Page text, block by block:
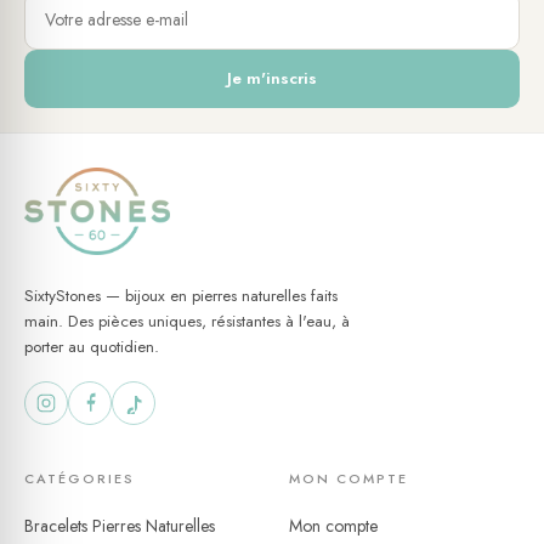
Je m'inscris
SixtyStones — bijoux en pierres naturelles faits
main. Des pièces uniques, résistantes à l'eau, à
porter au quotidien.
CATÉGORIES
Bracelets Pierres Naturelles
MON COMPTE
Mon compte